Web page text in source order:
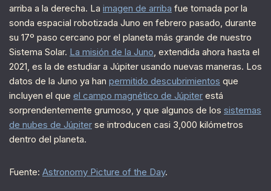
arriba a la derecha. La imagen de arriba fue tomada por la
sonda espacial robotizada Juno en febrero pasado, durante
su 17º paso cercano por el planeta más grande de nuestro
Sistema Solar. La misión de la Juno, extendida ahora hasta el
2021, es la de estudiar a Júpiter usando nuevas maneras. Los
datos de la Juno ya han permitido descubrimientos que
incluyen el que el campo magnético de Júpiter está
sorprendentemente grumoso, y que algunos de los sistemas
de nubes de Júpiter se introducen casi 3,000 kilómetros
dentro del planeta.
Fuente: Astronomy Picture of the Day.